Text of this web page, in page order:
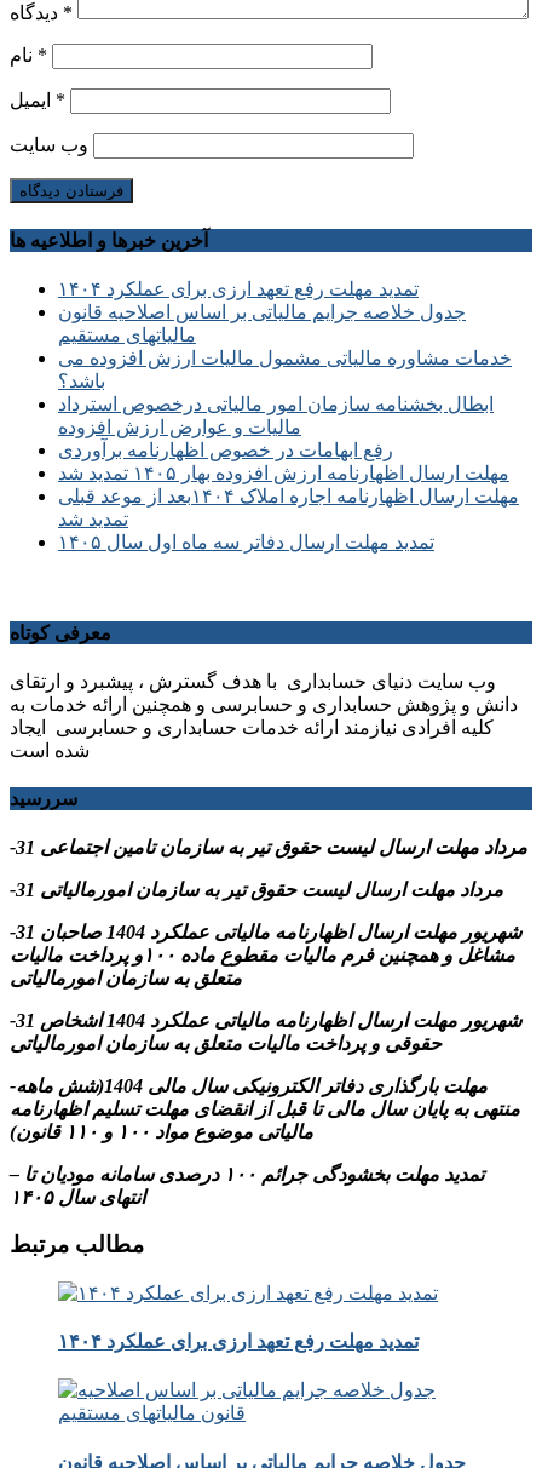
*
*
*
وب‌ سایت
آخرین خبرها و اطلاعیه ها
تمدید مهلت رفع تعهد ارزی برای عملکرد ۱۴۰۴
جدول خلاصه جرایم مالیاتی بر اساس اصلاحیه قانون
مالیاتهای مستقیم
خدمات مشاوره مالیاتی مشمول مالیات ارزش افزوده می
باشد؟
ابطال بخشنامه سازمان امور مالیاتی درخصوص استرداد
مالیات و عوارض ارزش افزوده
رفع ابهامات در خصوص اظهارنامه برآوردی
مهلت ارسال اظهارنامه ارزش افزوده بهار ۱۴۰۵ تمدید شد
مهلت ارسال اظهارنامه اجاره املاک ۱۴۰۴بعد از موعد قبلی
تمدید شد
تمدید مهلت ارسال دفاتر سه ماه اول سال ۱۴۰۵
معرفی کوتاه
وب سایت دنیای حسابداری با هدف گسترش ، پیشبرد و ارتقای
دانش و پژوهش حسابداری و حسابرسی و همچنین ارائه خدمات به
کلیه افرادی نیازمند ارائه خدمات حسابداری و حسابرسی ایجاد
شده است
سررسید
-31 مرداد مهلت ارسال ليست حقوق تیر به سازمان تامین اجتماعی
-31 مرداد مهلت ارسال ليست حقوق تیر به سازمان امورمالیاتی
-31 شهریور مهلت ارسال اظهارنامه مالیاتی عملکرد 1404 صاحبان
مشاغل و همچنین فرم مالیات مقطوع ماده ۱۰۰و پرداخت مالیات
متعلق به سازمان امورمالیاتی
-31 شهریور مهلت ارسال اظهارنامه مالیاتی عملکرد 1404 اشخاص
حقوقی و پرداخت مالیات متعلق به سازمان امورمالیاتی
-مهلت بارگذاری دفاتر الکترونیکی سال مالی 1404(شش ماهه
منتهی به پایان سال مالی تا قبل از انقضای مهلت تسلیم اظهارنامه
مالیاتی موضوع مواد ۱۰۰ و ۱۱۰ قانون)
– تمدید مهلت بخشودگی جرائم ۱۰۰ درصدی سامانه مودیان تا
انتهای سال ۱۴۰۵
مطالب مرتبط
تمدید مهلت رفع تعهد ارزی برای عملکرد ۱۴۰۴
جدول خلاصه جرایم مالیاتی بر اساس اصلاحیه قانون